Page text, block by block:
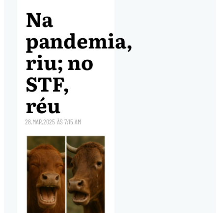
Na
pandemia,
riu; no
STF,
réu
28.MAR.2025 ÀS7:15 AM